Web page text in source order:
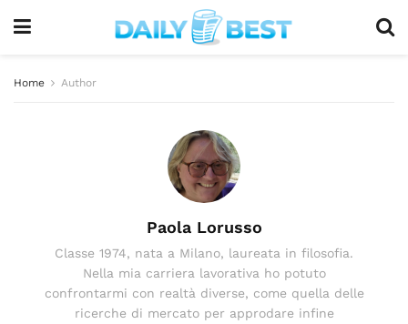
Home Author
Paola Lorusso
Classe 1974, nata a Milano, laureata in filosofia.
Nella mia carriera lavorativa ho potuto
confrontarmi con realtà diverse, come quella delle
ricerche di mercato per approdare infine